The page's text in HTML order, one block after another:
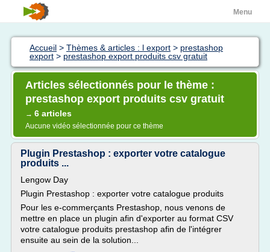
Menu
Accueil > Thèmes & articles : l export > prestashop
export > prestashop export produits csv gratuit
Articles sélectionnés pour le thème :
prestashop export produits csv gratuit
→ 6 articles
Aucune vidéo sélectionnée pour ce thème
Plugin Prestashop : exporter votre catalogue
produits ...
Lengow Day
Plugin Prestashop : exporter votre catalogue produits
Pour les e-commerçants Prestashop, nous venons de
mettre en place un plugin afin d'exporter au format CSV
votre catalogue produits prestashop afin de l'intégrer
ensuite au sein de la solution...